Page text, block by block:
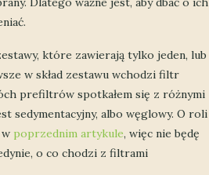
które zawierają tylko jeden, lub
w skład zestawu wchodzi filtr
prefiltrów spotkałem się z różnymi
sedymentacyjny, albo węglowy. O roli
poprzednim artykule, więc nie będę
o co chodzi z filtrami